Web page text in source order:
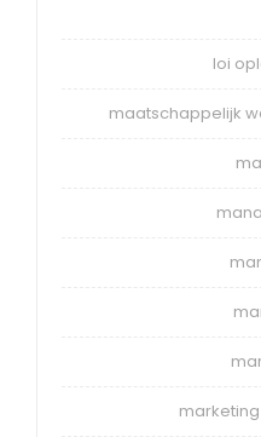
loi
maatschappelijk